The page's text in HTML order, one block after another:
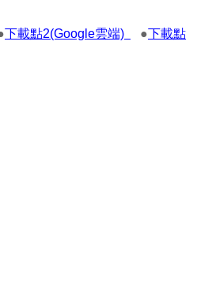
下載點2(Google雲端) ●下載點